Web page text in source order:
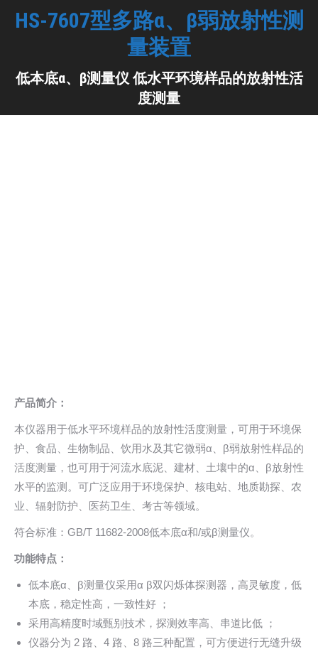
HS-7607型多路α、β弱放射性测
量装置
低本底α、β测量仪 低水平环境样品的放射性活
度测量
你在这里：
产品简介：
本仪器用于低水平环境样品的放射性活度测量，可用于环境保
护、食品、生物制品、饮用水及其它微弱α、β弱放射性样品的
活度测量，也可用于河流水底泥、建材、土壤中的α、β放射性
水平的监测。可广泛应用于环境保护、核电站、地质勘探、农
业、辐射防护、医药卫生、考古等领域。
符合标准：GB/T 11682-2008低本底α和/或β测量仪。
功能特点：
低本底α、β测量仪采用α β双闪烁体探测器，高灵敏度，低
本底，稳定性高，一致性好 ；
采用高精度时域甄别技术，探测效率高、串道比低 ；
仪器分为 2 路、4 路、8 路三种配置，可方便进行无缝升级